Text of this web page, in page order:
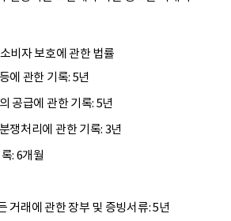
비자 보호에 관한 법률
에 관한 기록: 5년
공급에 관한 기록: 5년
쟁처리에 관한 기록: 3년
: 6개월
거래에 관한 장부 및 증빙서류: 5년